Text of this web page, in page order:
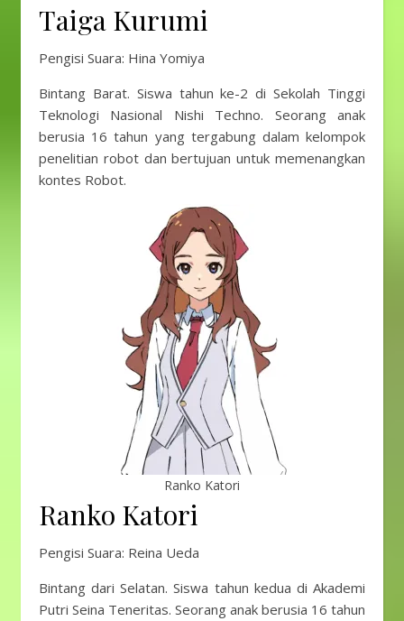
Taiga Kurumi
Pengisi Suara: Hina Yomiya
Bintang Barat. Siswa tahun ke-2 di Sekolah Tinggi
Teknologi Nasional Nishi Techno. Seorang anak
berusia 16 tahun yang tergabung dalam kelompok
penelitian robot dan bertujuan untuk memenangkan
kontes Robot.
Ranko Katori
Ranko Katori
Pengisi Suara: Reina Ueda
Bintang dari Selatan. Siswa tahun kedua di Akademi
Putri Seina Teneritas. Seorang anak berusia 16 tahun